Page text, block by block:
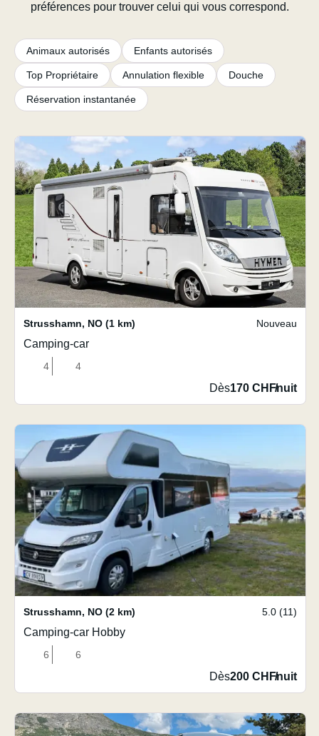
préférences pour trouver celui qui vous correspond.
Animaux autorisés Enfants autorisés
Top Propriétaire Annulation flexible Douche
Réservation instantanée
Strusshamn, NO (1 km) Nouveau
Camping-car
4 4
Dès170 CHF/nuit
Strusshamn, NO (2 km) 5.0 (11)
Camping-car Hobby
6 6
Dès200 CHF/nuit